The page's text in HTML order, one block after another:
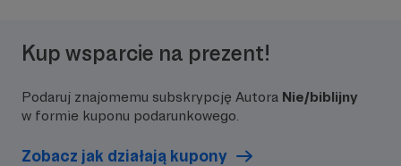
Kup wsparcie na prezent!
Podaruj znajomemu subskrypcję Autora Nie/biblijny
w formie kuponu podarunkowego.
Zobacz jak działają kupony